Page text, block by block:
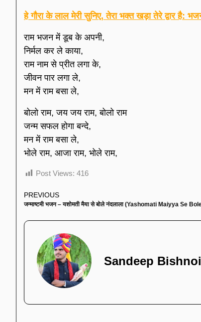
हे गौरा के लाल मेरी सुनिए, तेरा भक्त खड़ा तेरे
राम भजन में डूब के अपनी,
निर्मल कर ले काया,
राम नाम से प्रीत लगा के,
जीवन पार लगा ले,
मन में राम बसा ले,
बोलो राम, जय जय राम, बोलो राम
जन्म सफल होगा बन्दे,
मन में राम बसा ले,
भोले राम, आजा राम, भोले राम,
Post Views: 416
PREVIOUS
जन्माष्टमी भजन – यशोमती मैया से बोले नंदलाला (Yashomati Maiyya Se
Sandeep Bishnoi